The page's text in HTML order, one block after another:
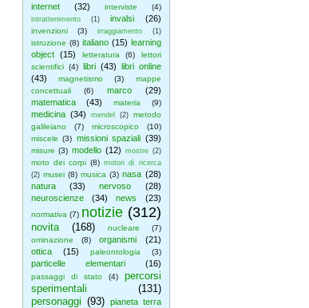
internet (32) interviste (4)
intrattenimento (1) invalsi (26)
invenzioni (3) irraggiamento (1)
istruzione (8) italiano (15) learning
object
(15) letteratura (6)
lettori
scientifici (4) libri (43) libri online
(43)
magnetismo (3)
mappe
concettuali
(6) marco
(29)
matematica
(43) materia (9)
medicina (34) mendel (2)
metodo
galileiano
(7) microscopico
(10)
miscele (3) missioni spaziali (39)
misure (3) modello (12) mostre (2)
moto dei corpi (8) motori di ricerca
(2) musei (8) musica (3) nasa (28)
natura
(33) nervoso
(28)
neuroscienze
(34) news (23)
normativa (7) notizie (312)
novita (168) nucleare
(7)
ominazione
(8) organismi
(21)
ottica
(15) paleontologia (3)
particelle elementari (16)
passaggi di stato (4)
percorsi
sperimentali
(131)
personaggi (93)
pianeta terra